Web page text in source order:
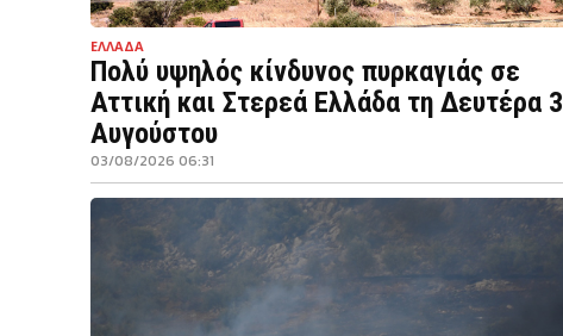
ΕΛΛΑΔΑ
Πολύ υψηλός κίνδυνος πυρκαγιάς σε
Αττική και Στερεά Ελλάδα τη Δευτέρα 3
Αυγούστου
03/08/2026 06:31